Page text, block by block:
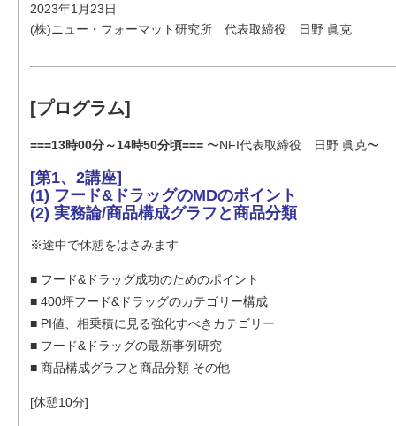
2023年1月23日
(株)ニュー・フォーマット研究所 代表取締役 日野 眞克
[プログラム]
===13時00分～14時50分頃=== 〜NFI代表取締役 日野 眞克〜
[第1、2講座]
(1) フード&ドラッグのMDのポイント
(2) 実務論/商品構成グラフと商品分類
※途中で休憩をはさみます
■ フード&ドラッグ成功のためのポイント
■ 400坪フード&ドラッグのカテゴリー構成
■ PI値、相乗積に見る強化すべきカテゴリー
■ フード&ドラッグの最新事例研究
■ 商品構成グラフと商品分類 その他
[休憩10分]